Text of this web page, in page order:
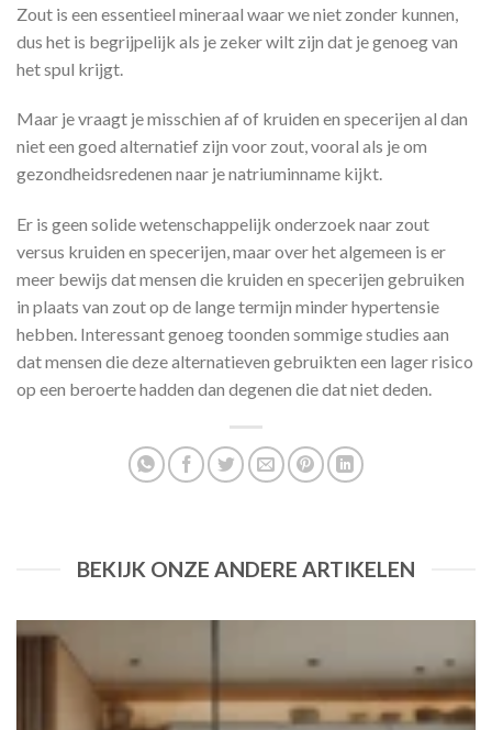
Zout is een essentieel mineraal waar we niet zonder kunnen,
dus het is begrijpelijk als je zeker wilt zijn dat je genoeg van
het spul krijgt.
Maar je vraagt je misschien af of kruiden en specerijen al dan
niet een goed alternatief zijn voor zout, vooral als je om
gezondheidsredenen naar je natriuminname kijkt.
Er is geen solide wetenschappelijk onderzoek naar zout
versus kruiden en specerijen, maar over het algemeen is er
meer bewijs dat mensen die kruiden en specerijen gebruiken
in plaats van zout op de lange termijn minder hypertensie
hebben. Interessant genoeg toonden sommige studies aan
dat mensen die deze alternatieven gebruikten een lager risico
op een beroerte hadden dan degenen die dat niet deden.
BEKIJK ONZE ANDERE ARTIKELEN